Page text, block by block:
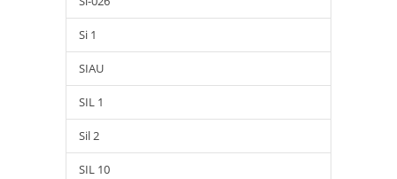
Si 1
SIAU
SIL 1
Sil 2
SIL 10